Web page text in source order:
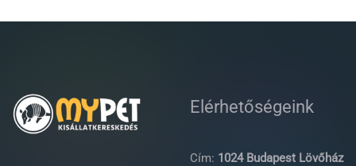
Elérhetőségeink
Cím: 1024 Budapest Lövőház